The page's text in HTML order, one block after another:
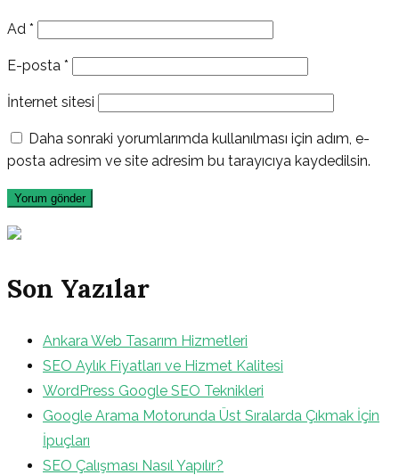
Ad *
E-posta *
İnternet sitesi
Daha sonraki yorumlarımda kullanılması için adım, e-
posta adresim ve site adresim bu tarayıcıya kaydedilsin.
Son Yazılar
Ankara Web Tasarım Hizmetleri
SEO Aylık Fiyatları ve Hizmet Kalitesi
WordPress Google SEO Teknikleri
Google Arama Motorunda Üst Sıralarda Çıkmak İçin
İpuçları
SEO Çalışması Nasıl Yapılır?